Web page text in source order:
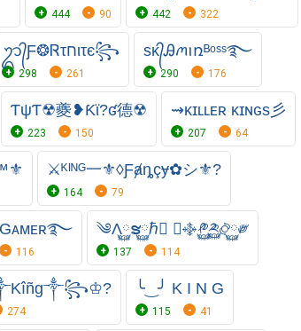
444 90 442 322
ᬊ᭄Ƒ❂Ꮢτחιτє꧂
298 261
sᴋ᭄Ꭿꪔꪱռᴮᵒˢˢ࿐
290 176
ƬψƬ☢夔❥Ƙϊ?ʛ德☢
223 150
⇝ᴋɪʟʟᴇʀ κɪɴɢs彡
207 64
⚔ᴷᴵᴺᴳ一⚜◊Ƒⱥȵçɏ✿シ⚜?
164 79
116
༄Λ࿆ຮ࿆ℏ࿆ ✘࿇༲࿆༫࿆࿂࿆༗
137 114
274
╰‿╯ K I N G
115 41